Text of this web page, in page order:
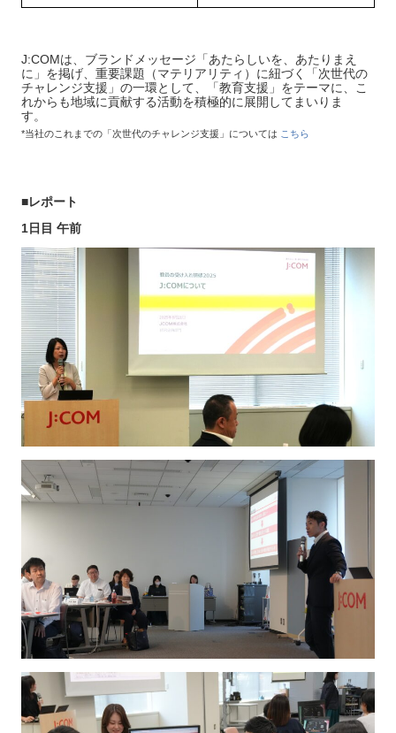
J:COMは、ブランドメッセージ「あたらしいを、あたりまえ
に」を掲げ、重要課題（マテリアリティ）に紐づく「次世代の
チャレンジ支援」の一環として、「教育支援」をテーマに、こ
れからも地域に貢献する活動を積極的に展開してまいりま
す。
*当社のこれまでの「次世代のチャレンジ支援」については こちら
■レポート
1日目 午前